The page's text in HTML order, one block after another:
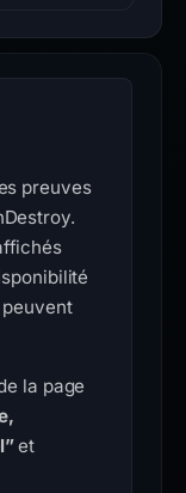
preuves
la page
et